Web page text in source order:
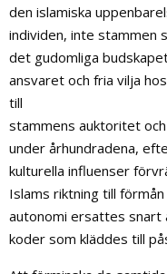
den islamiska
individen, inte stammen
det gudomliga
ansvaret och fria vilja
till
stammens auktoritet
under århundradena,
kulturella influenser
Islams riktning till
autonomi ersattes snart
koder som kläddes till